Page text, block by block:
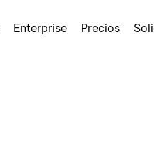
Enterprise Precios